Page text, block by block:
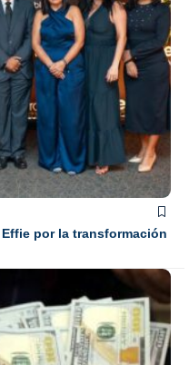
por la transformación